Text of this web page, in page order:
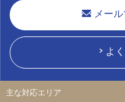
メー
よ
主な対応エリア